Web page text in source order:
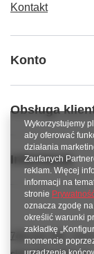
Kontakt
Konto
Obsługa
Informacje
789 221 795
Wykorzystujemy
aby oferować
działania
Zaufanych
reklam. Więcej
informacji na
stronie
oznacza zgodę
określić warunki
zakładkę
momencie